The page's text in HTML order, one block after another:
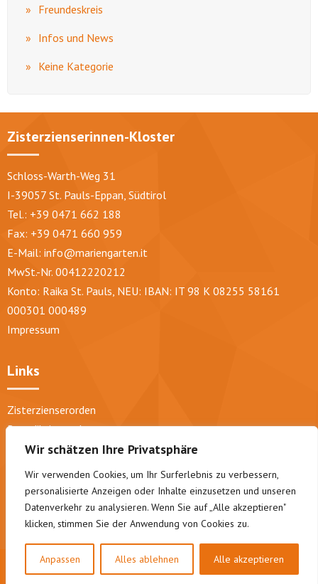
Wir schätzen Ihre Privatsphäre
Wir verwenden Cookies, um Ihr Surferlebnis zu verbessern,
personalisierte Anzeigen oder Inhalte einzusetzen und unseren
Datenverkehr zu analysieren. Wenn Sie auf „Alle akzeptieren"
klicken, stimmen Sie der Anwendung von Cookies zu.
Anpassen Alles ablehnen Alle akzeptieren
Freundeskreis
Infos und News
Keine Kategorie
Zisterzienserinnen-Kloster
Schloss-Warth-Weg 31
I-39057 St. Pauls-Eppan, Südtirol
Tel.: +39 0471 662 188
Fax: +39 0471 660 959
E-Mail: info@mariengarten.it
MwSt.-Nr. 00412220212
Konto: Raika St. Pauls, NEU: IBAN: IT 98 K 08255 58161
000301 000489
Impressum
Links
Zisterzienserorden
Benediktinerorden
Trappisten
Abtei Lichtenthal
Pfarre St. Pauls
Geistliche Konzerte
2024 © Mariengarten - Kloster in Südtirol